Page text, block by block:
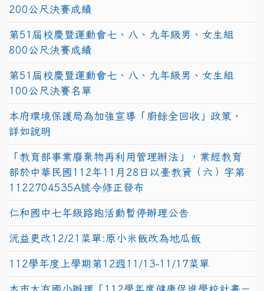
200公尺決賽成績
第51屆校慶暨運動會七、八、九年級男、女生組
800公尺決賽成績
第51屆校慶暨運動會七、八、九年級男、女生組
100公尺決賽名單
本府環境保護局為加強宣導「廚餘全回收」政策，
詳如說明
「教育部事業廢棄物再利用管理辦法」，業經教育
部於中華民國112年11月28日以臺教資（六）字第
1122704535A號令修正發布
仁和國中七年級路跑活動暫停辦理公告
沅益更改12/21菜單:原小米飯改為地瓜飯
112學年度上學期第12週11/13-11/17菜單
本市大有國小辦理「112學年度健康促進學校計畫－